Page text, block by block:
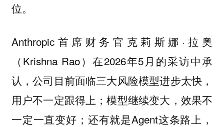
位。
Anthropic首席财务官克莉斯娜·拉奥
（Krishna Rao）在2026年5月的采访中承
认，公司目前面临三大风险模型进步太快，
用户不一定跟得上；模型继续变大，效果不
一定一直变好；还有就是Agent这条路上，